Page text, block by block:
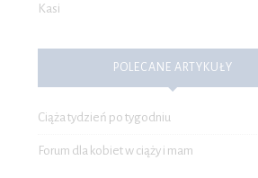
Kasi
POLECANE ARTYKUŁY
Ciąża tydzień po tygodniu
Forum dla kobiet w ciąży i mam